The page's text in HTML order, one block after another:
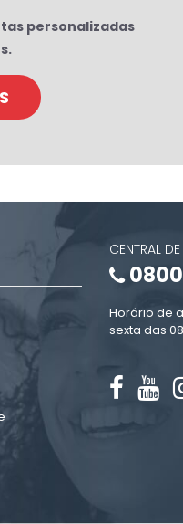
personalizadas
CENTRAL
Horário de
sexta das